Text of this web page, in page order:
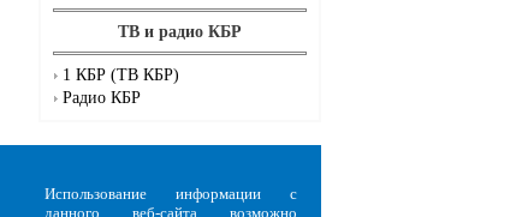
ТВ и радио КБР
1 КБР (ТВ КБР)
Радио КБР
Использование информации с
данного веб-сайта возможно